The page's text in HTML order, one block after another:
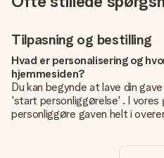
Tilpasning og bestilling
Hvad er personalisering og
hjemmesiden?
Du kan begynde at lave din
'start personliggørelse' . I vores
personliggøre gaven helt i